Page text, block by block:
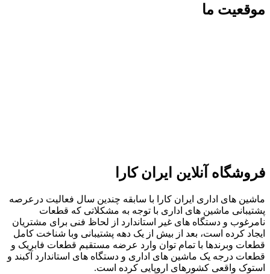
موقعیت ما
فروشگاه آنلاین ایران کارا
ماشین های اداری ایران کارا با سابقه چندین سال فعالیت درعرصه
پشتیبانی ماشین های اداری با توجه به مشکلاتی که قطعات
نامرغوب و دستگاه های غیر استاندارد از لحاظ فنی برای مشتریان
ایجاد کرده است، بعد از بیش از یک دهه پشتیبانی وبا شناخت کامل
قطعات وبرندها با تمام توان وارد عرضه مستقیم قطعات فابریک و
قطعات درجه یک ماشین های اداری و دستگاه های استاندارد آکبند و
استوک واقعی کشورهای اروپایی کرده است.